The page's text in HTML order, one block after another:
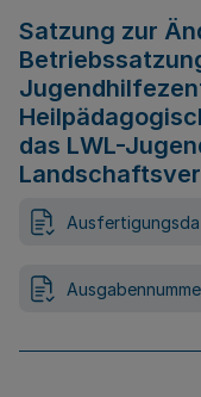
Satzung zur
das LWL-